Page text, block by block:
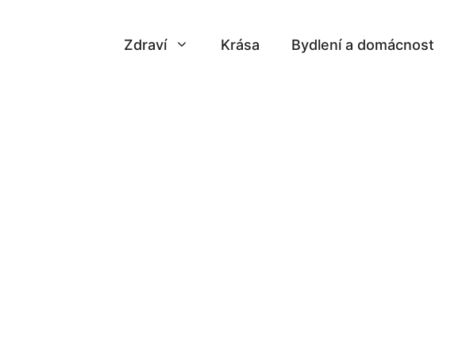
Zdraví Krása Bydlení a domácnost